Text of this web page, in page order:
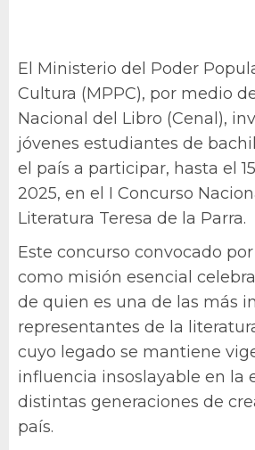
El Ministerio del Poder
Cultura (MPPC), por medio
Nacional del Libro (Cenal),
jóvenes estudiantes de
el país a participar, hasta el
2025, en el I Concurso
Literatura Teresa de la Parra.
Este concurso convocado
como misión esencial
de quien es una de las más
representantes de la
cuyo legado se mantiene
influencia insoslayable en la
distintas generaciones de
país.